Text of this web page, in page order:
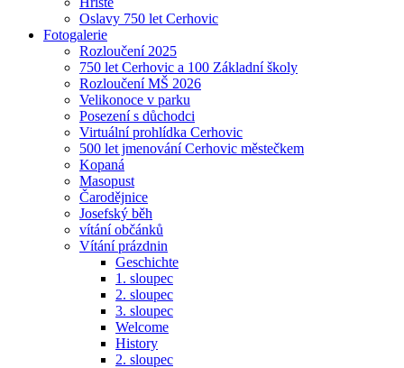
Oslavy 750 let Cerhovic
Fotogalerie
Rozloučení 2025
750 let Cerhovic a 100 Základní školy
Rozloučení MŠ 2026
Velikonoce v parku
Posezení s důchodci
Virtuální prohlídka Cerhovic
500 let jmenování Cerhovic městečkem
Kopaná
Masopust
Čarodějnice
Josefský běh
vítání občánků
Vítání prázdnin
Geschichte
1. sloupec
2. sloupec
3. sloupec
Welcome
History
2. sloupec